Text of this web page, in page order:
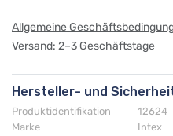
Allgemeine
Versand: 2–3 Geschäftstage
Hersteller- und
Produktidentifikation
12624
Marke
Intex